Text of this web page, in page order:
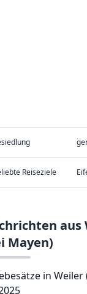
Rei­se­zie­le
aus
Mayen)